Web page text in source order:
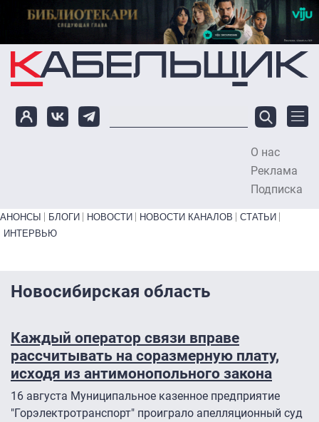
Перейти к основному содержанию
О нас
Реклама
Подписка
Primary links bottom
АНОНСЫ БЛОГИ НОВОСТИ НОВОСТИ КАНАЛОВ
СТАТЬИ
ИНТЕРВЬЮ
Новосибирская область
Каждый оператор связи вправе
рассчитывать на соразмерную плату,
исходя из антимонопольного закона
16 августа Муниципальное казенное предприятие
"Горэлектротранспорт" проиграло апелляционный суд